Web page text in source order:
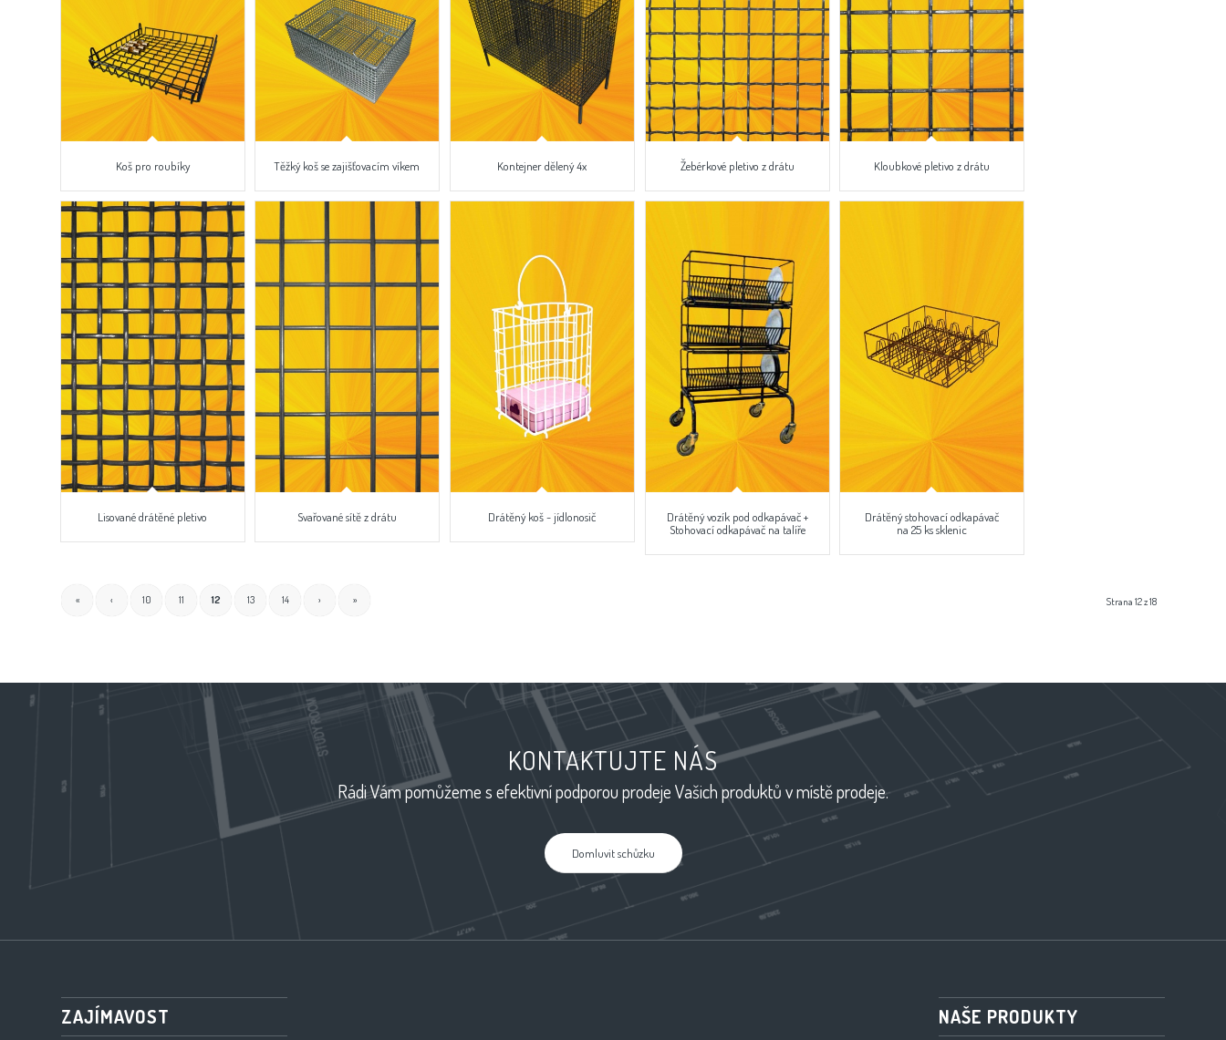
Koš pro roubíky Těžký koš se zajišťovacím víkem Kontejner dělený 4x Žebérkové pletivo z drátu Kloubkové pletivo z drátu
Lisované drátěné pletivo Svařované sítě z drátu Drátěný koš - jídlonosič
Drátěný vozík pod odkapávač +
Stohovací odkapávač na talíře
Drátěný stohovací odkapávač
na 25 ks sklenic
Strana 12 z 18
« ‹ 10 11 12 13 14 › »
KONTAKTUJTE NÁS
Rádi Vám pomůžeme s efektivní podporou prodeje Vašich produktů v místě prodeje.
Domluvit schůzku
ZAJÍMAVOST NAŠE PRODUKTY